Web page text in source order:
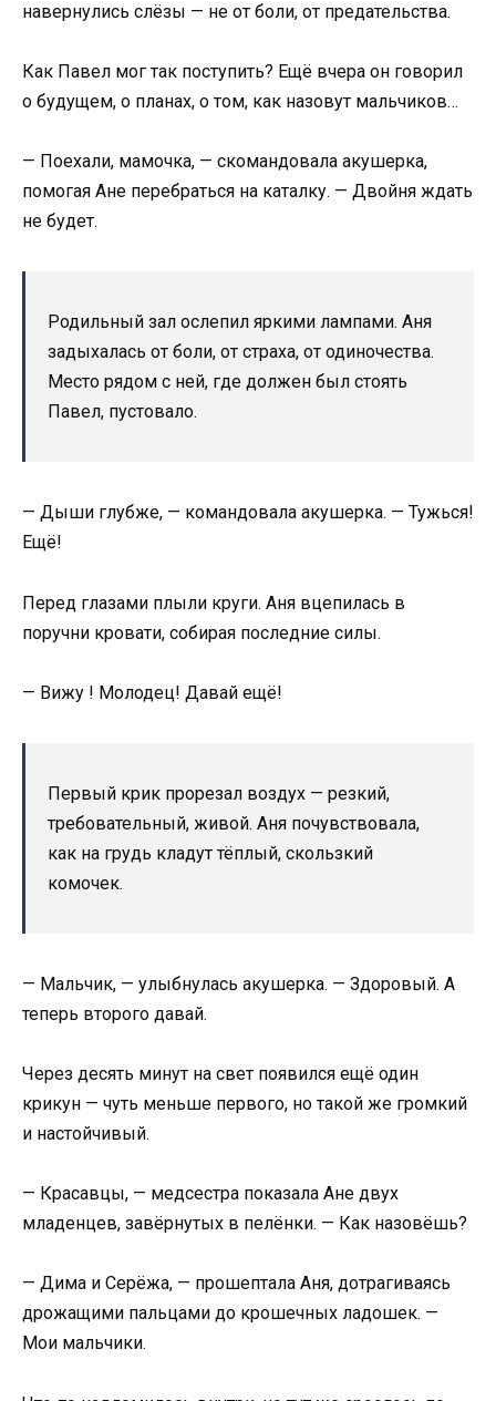
навернулись слёзы — не от боли, от предательства.
Как Павел мог так поступить? Ещё вчера он говорил
о будущем, о планах, о том, как назовут мальчиков…
— Поехали, мамочка, — скомандовала акушерка,
помогая Ане перебраться на каталку. — Двойня ждать
не будет.
Родильный зал ослепил яркими лампами. Аня
задыхалась от боли, от страха, от одиночества.
Место рядом с ней, где должен был стоять
Павел, пустовало.
— Дыши глубже, — командовала акушерка. — Тужься!
Ещё!
Перед глазами плыли круги. Аня вцепилась в
поручни кровати, собирая последние силы.
— Вижу ! Молодец! Давай ещё!
Первый крик прорезал воздух — резкий,
требовательный, живой. Аня почувствовала,
как на грудь кладут тёплый, скользкий
комочек.
— Мальчик, — улыбнулась акушерка. — Здоровый. А
теперь второго давай.
Через десять минут на свет появился ещё один
крикун — чуть меньше первого, но такой же громкий
и настойчивый.
— Красавцы, — медсестра показала Ане двух
младенцев, завёрнутых в пелёнки. — Как назовёшь?
— Дима и Серёжа, — прошептала Аня, дотрагиваясь
дрожащими пальцами до крошечных ладошек. —
Мои мальчики.